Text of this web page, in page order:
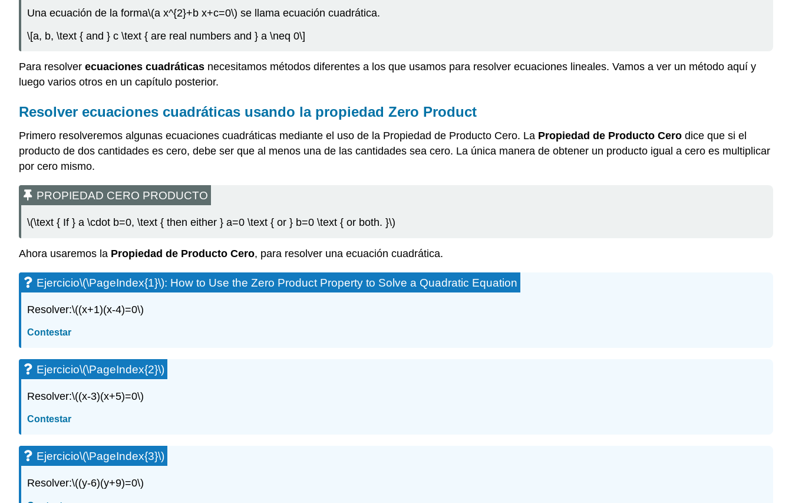
Una ecuación de la forma\(a x^{2}+b x+c=0\) se llama ecuación cuadrática.
\[a, b, \text { and } c \text { are real numbers and } a \neq 0\]
Para resolver ecuaciones cuadráticas necesitamos métodos diferentes a los que usamos para resolver ecuaciones lineales. Vamos a ver un método aquí y
luego varios otros en un capítulo posterior.
Resolver ecuaciones cuadráticas usando la propiedad Zero Product
Primero resolveremos algunas ecuaciones cuadráticas mediante el uso de la Propiedad de Producto Cero. La Propiedad de Producto Cero dice que si el
producto de dos cantidades es cero, debe ser que al menos una de las cantidades sea cero. La única manera de obtener un producto igual a cero es multiplicar
por cero mismo.
PROPIEDAD CERO PRODUCTO
\(\text { If } a \cdot b=0, \text { then either } a=0 \text { or } b=0 \text { or both. }\)
Ahora usaremos la Propiedad de Producto Cero, para resolver una ecuación cuadrática.
Ejercicio\(\PageIndex{1}\): How to Use the Zero Product Property to Solve a Quadratic Equation
Resolver:\((x+1)(x-4)=0\)
Contestar
Ejercicio\(\PageIndex{2}\)
Resolver:\((x-3)(x+5)=0\)
Contestar
Ejercicio\(\PageIndex{3}\)
Resolver:\((y-6)(y+9)=0\)